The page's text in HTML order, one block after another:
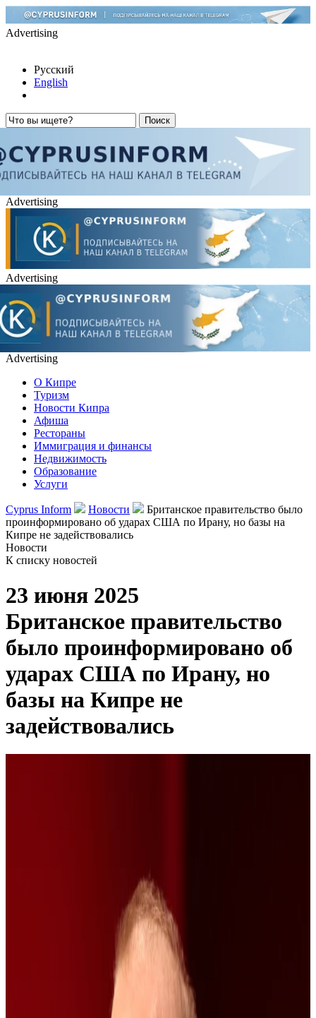
Advertising
Русский
English
Advertising
Advertising
Advertising
О Кипре
Туризм
Новости Кипра
Афиша
Рестораны
Иммиграция и финансы
Недвижимость
Образование
Услуги
Cyprus Inform Новости
Британское правительство было
проинформировано об ударах США по Ирану, но базы на
Кипре не задействовались
Новости
К списку новостей
23 июня 2025
Британское правительство
было проинформировано об
ударах США по Ирану, но
базы на Кипре не
задействовались